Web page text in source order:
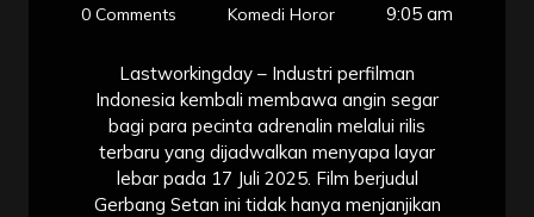
0 Comments
Komedi Horor 9:05 am
Lastworkingday – Industri perfilman
Indonesia kembali membawa angin segar
bagi para pecinta adrenalin melalui rilis
terbaru yang dijadwalkan menyapa layar
lebar pada 17 Juli 2025. Film berjudul
Gerbang Setan ini tidak hanya menjanjikan